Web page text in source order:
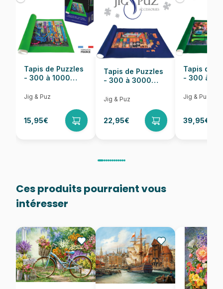
Nombre de pièces 1000 pièces
Dimensions 47 x 68 cm
Tapis de Puzzles
- 300 à 1000
Jig & Puz
15,95€
Tapis de Puzzles
- 300 à 3000
Jig & Puz
22,95€
Tapis de
- 300 à
Jig & Puz
39,95€
Ces produits pourraient vous
intéresser